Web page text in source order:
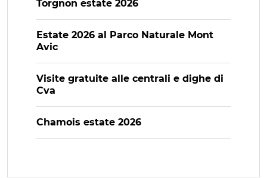
Torgnon estate 2026
Estate 2026 al Parco Naturale Mont
Avic
Visite gratuite alle centrali e dighe di
Cva
Chamois estate 2026